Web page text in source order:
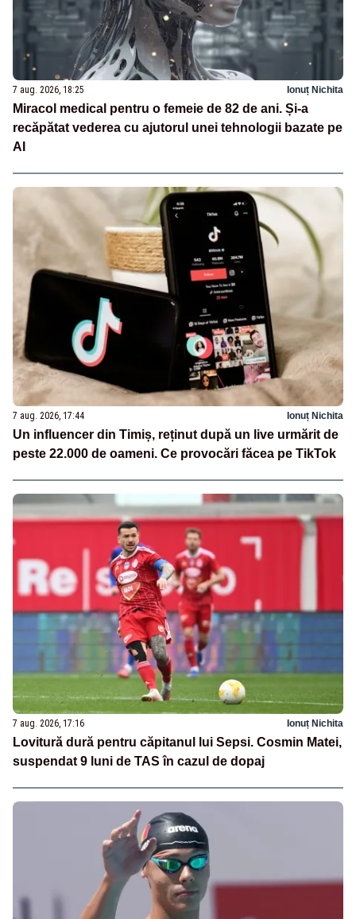
7 aug. 2026, 18:25 Ionuț Nichita
Miracol medical pentru o femeie de 82 de ani. Și-a
recăpătat vederea cu ajutorul unei tehnologii bazate pe
AI
7 aug. 2026, 17:44 Ionuț Nichita
Un influencer din Timiș, reținut după un live urmărit de
peste 22.000 de oameni. Ce provocări făcea pe TikTok
7 aug. 2026, 17:16 Ionuț Nichita
Lovitură dură pentru căpitanul lui Sepsi. Cosmin Matei,
suspendat 9 luni de TAS în cazul de dopaj